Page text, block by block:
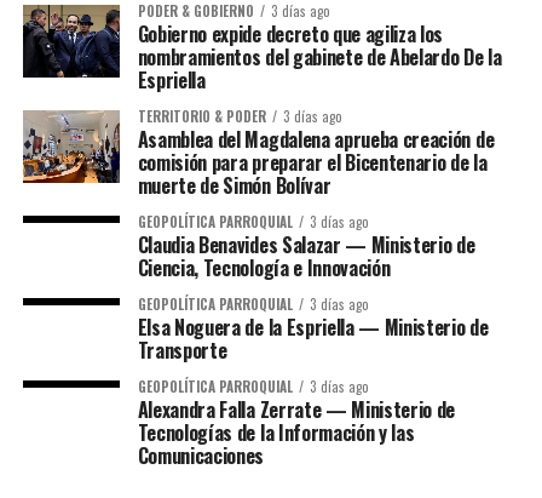
PODER & GOBIERNO 3 días ago
Gobierno expide decreto que agiliza los
nombramientos del gabinete de Abelardo De la
Espriella
TERRITORIO & PODER 3 días ago
Asamblea del Magdalena aprueba creación de
comisión para preparar el Bicentenario de la
muerte de Simón Bolívar
GEOPOLÍTICA PARROQUIAL 3 días ago
Claudia Benavides Salazar — Ministerio de
Ciencia, Tecnología e Innovación
GEOPOLÍTICA PARROQUIAL 3 días ago
Elsa Noguera de la Espriella — Ministerio de
Transporte
GEOPOLÍTICA PARROQUIAL 3 días ago
Alexandra Falla Zerrate — Ministerio de
Tecnologías de la Información y las
Comunicaciones